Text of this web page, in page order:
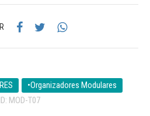
•Organizadores Modulares
ID: MOD-T07